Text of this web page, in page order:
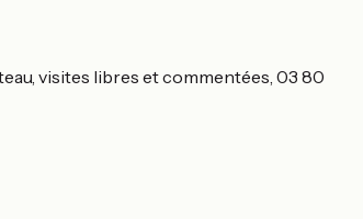
visites libres et commentées, 03 80